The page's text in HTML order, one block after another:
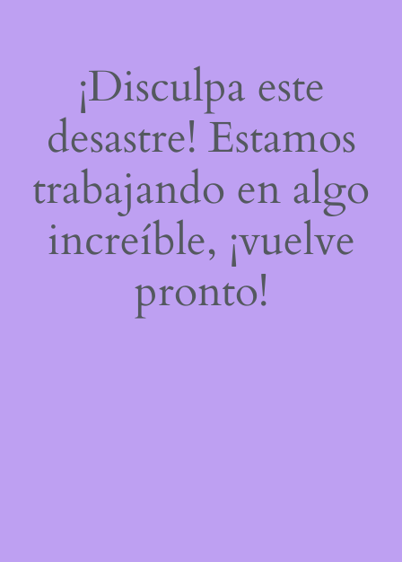
¡Disculpa este
desastre! Estamos
trabajando en algo
increíble, ¡vuelve
pronto!